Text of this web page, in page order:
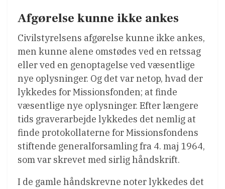
Afgørelse kunne ikke ankes
Civilstyrelsens afgørelse kunne ikke ankes,
men kunne alene omstødes ved en retssag
eller ved en genoptagelse ved væsentlige
nye oplysninger. Og det var netop, hvad der
lykkedes for Missionsfonden; at finde
væsentlige nye oplysninger. Efter længere
tids graverarbejde lykkedes det nemlig at
finde protokollaterne for Missionsfondens
stiftende generalforsamling fra 4. maj 1964,
som var skrevet med sirlig håndskrift.
I de gamle håndskrevne noter lykkedes det